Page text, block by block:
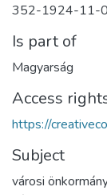
352-1924-11-
Is part of
Magyarság
Access
https://
Subject
városi